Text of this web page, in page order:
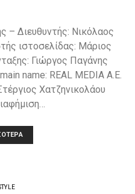
– Διευθυντής: Νικόλαος
ιστοσελίδας: Μάριος
Γιώργος Παγάνης
name: REAL MEDIA A.E.
Χατζηνικολάου